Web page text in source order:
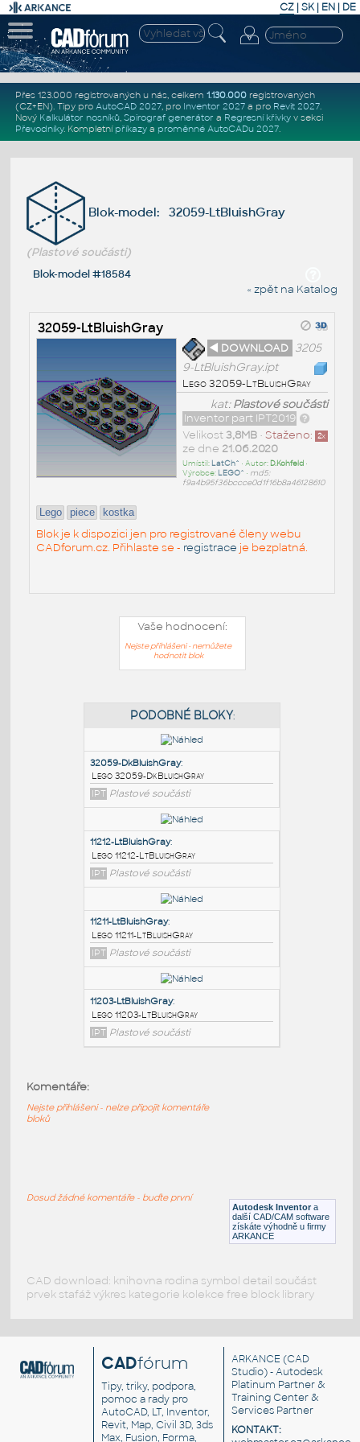
CZ | SK| EN | DE
Přes 123.000 registrovaných u nás, celkem 1.130.000registrovaných
(CZ+EN). Tipy pro AutoCAD 2027, pro Inventor 2027a pro Revit 2027.
Nový Kalkulátor nosníků, Spirograf generátor a Regresní křivkyv sekci
Převodníky. Kompletní příkazya proměnné AutoCADu 2027.
Blok-model: 32059-LtBluishGray
(Plastové součásti)
Blok-model #18584
« zpět na Katalog
32059-LtBluishGray
◄ DOWNLOAD 3205
9-LtBluishGray.ipt
Lego 32059-LtBluishGray
kat:Plastové součásti
Inventor part IPT2019
Staženo: 2x
Velikost3,8MB•
ze dne 21.06.2020
Umístil: LatCh^ • Autor: D.Kohfeld•
Výrobce: LEGO^ • md5:
f9a4b95f36bccce0d1f16b8a46128610
Lego piece kostka
Blok je k dispozici jen pro registrované členy webu
CADforum.cz. Přihlaste se - registrace je bezplatná.
Vaše hodnocení:
Nejste přihlášeni - nemůžete
hodnotit blok
PODOBNÉ BLOKY
32059-DkBluishGray
Lego 32059-DkBluishGray
IPT Plastové součásti
11212-LtBluishGray:
Lego 11212-LtBluishGray
IPT
Plastové součásti
Lego 11203-LtBluishGray
Autodesk Inventor a
další CAD/CAM software
získáte výhodně u firmy
ARKANCE
Komentáře:
Nejste přihlášeni - nelze připojit komentáře
bloků
Dosud žádné komentáře - buďte první
CAD download: knihovna rodina symbol detail součást
prvek stafáž výkres kategorie kolekce free block library
CADfórum
Tipy, triky, podpora,
pomoc a rady pro
AutoCAD, LT, Inventor,
Revit, Map, Civil 3D, 3ds
Max, Fusion, Forma,
ARKANCE (CAD
Studio) - Autodesk
Platinum Partner &
Training Center &
Services Partner
KONTAKT: